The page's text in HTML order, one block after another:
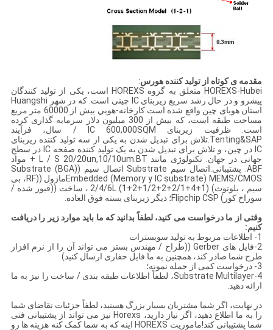
مقدمه ی کوتاه از تولید کننده هورس:
HOREXS-Hubei متعلق به گروه HOREXS است، یکی از تولید کنندگان
پیشرو و در حال رشد سریع زیربنای IC چینی است. که در شهر Huangshi
استان هوبای چین واقع شده است.کارخانه-هوبي بيش از 60000 متر مربع
مساحت طبقه است، که بیش از 300 میلیون دلار سرمایه گذاری کرده
است. ظرفیت زیربنای IC 600,000SQM / سال، فرآیند
Tenting&SAP.تلاش برای تبدیل شدن به یکی از سه تولید کننده زیربنای
IC در چین، و تلاش برای تبدیل شدن به یک تولید کننده صفحه IC در سطح
جهانی در جهان. تکنولوژی مانند L / S 20/20un,10/10um.BT + مواد
ABF. پشتیبانی:اتصال سیم Substrate اتصال سیم ((BGA) Substrate
Embedded (Memory y IC substrate) MEMS/CMOSماژول ((RF، بی
سیم ، بلوتوث) 2/4/6L (1+2+1/2+2+2/1+4+1) ، ساخت ((قبور شده /
سوراخ کور) Flipchip CSP؛ دیگر زیربنای بسته فوق العاده.
وقتی از ما درخواست می کنید، لطفاً بدانید که ما باید موارد زیر را دریافت
کنیم:
1- اطلاعات مربوط به تولید سوبسترات
2-فایل های Gerber ((طراح / مهندس بستر می تواند آن را از نرم افزار
طرح شما صادر کند، همچنین به ما فایل حفاری ارسال کنید)
3- درخواست کمی از جمله نمونه؛
4-Substrate Multilayer، لطفاً اطلاعات طبقه بندی / ساخت را نیز به ما
ارائه دهید.
در نهایت، اگر شما مشتریان بسیار بزرگ هستید، لطفاً جزئیات تقاضای شما
را به ما اطلاع دهید، اگر نیاز دارید، Horexs نیز می تواند از پشتیبانی فنی
شما پشتیبانی کند!ماموریت HOREXS اینه که به شما کمک کنه هزینه ها رو